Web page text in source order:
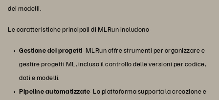
dei modelli.
Le caratteristiche principali di MLRun includono:
Gestione dei progetti: MLRun offre strumenti per organizzare e
gestire progetti ML, incluso il controllo delle versioni per codice,
dati e modelli.
Pipeline automatizzate: La piattaforma supporta la creazione e